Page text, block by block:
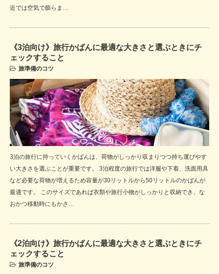
近では空気で膨らま…
《3泊向け》旅行かばんに最適な大きさと選ぶときにチ
ェックすること
旅準備のコツ
3泊の旅行に持っていくかばんは、荷物がしっかり収まりつつ持ち運びやす
い大きさを選ぶことが重要です。 3泊程度の旅行では洋服や下着、洗面用具
など必要な荷物が増えるため容量が30リットルから50リットルのかばんが
最適です。 このサイズであれば衣類や旅行小物がしっかりと収納でき、な
おかつ移動時にもかさ…
《2泊向け》旅行かばんに最適な大きさと選ぶときにチ
ェックすること
旅準備のコツ